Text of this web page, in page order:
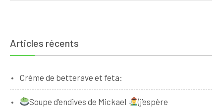
Articles récents
Crème de betterave et feta:
Soupe d’endives de Mickael (j’espère